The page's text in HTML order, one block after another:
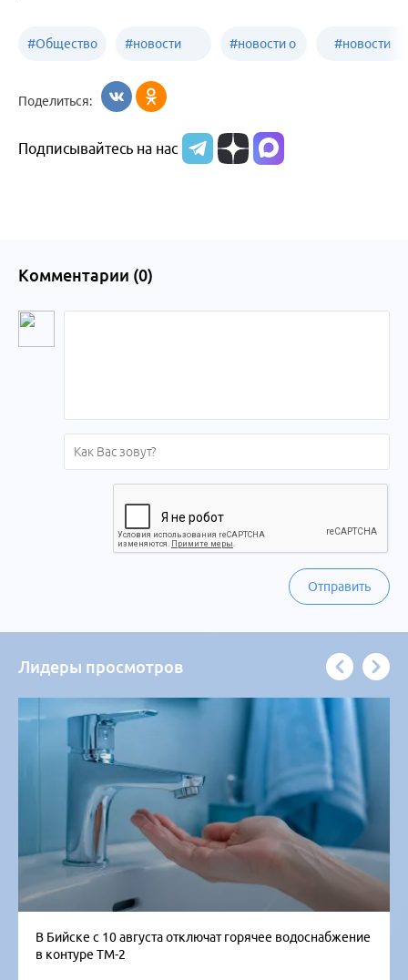
#Общество #новости
образования
#новости о
Алтайского
#новости
Поделиться:
Подписывайтесь на нас
Комментарии (0)
Отправить
Лидеры просмотров
В Бийске с 10 августа отключат горячее водоснабжение
в контуре ТМ-2